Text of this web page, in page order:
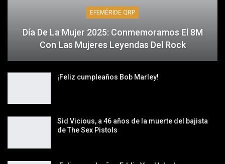
EFEMÉRIDE QRP
Día De La Mujer 2025: Conmemoramos El 8M
Con Las Mujeres Leyendas Del Rock
¡Feliz cumpleaños Bob Marley!
Sid Vicious, a 46 años de la muerte del bajista
de The Sex Pistols